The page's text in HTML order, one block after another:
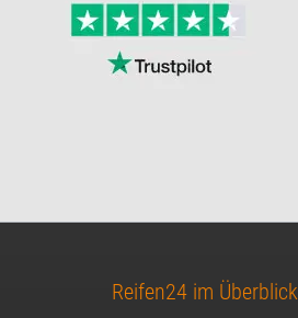
Reifen24 im Überblick